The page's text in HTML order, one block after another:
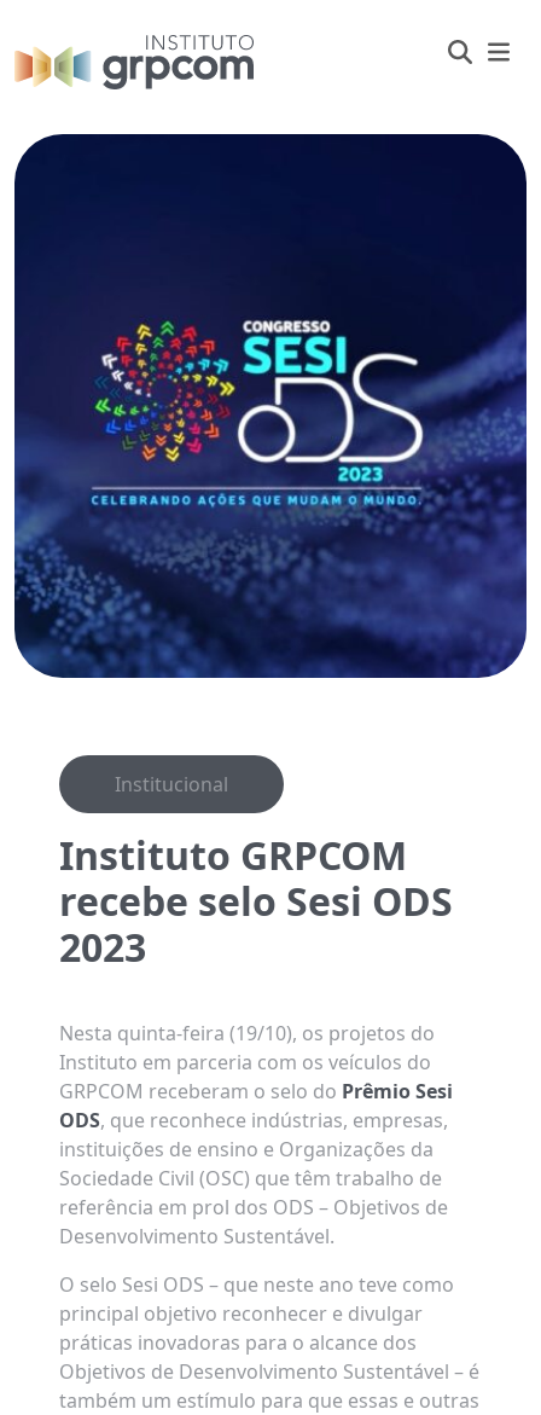
Institucional
Instituto GRPCOM
recebe selo Sesi ODS
2023
Nesta quinta-feira (19/10), os projetos do
Instituto em parceria com os veículos do
GRPCOM receberam o selo do Prêmio Sesi
ODS, que reconhece indústrias, empresas,
instituições de ensino e Organizações da
Sociedade Civil (OSC) que têm trabalho de
referência em prol dos ODS – Objetivos de
Desenvolvimento Sustentável.
O selo Sesi ODS – que neste ano teve como
principal objetivo reconhecer e divulgar
práticas inovadoras para o alcance dos
Objetivos de Desenvolvimento Sustentável – é
também um estímulo para que essas e outras